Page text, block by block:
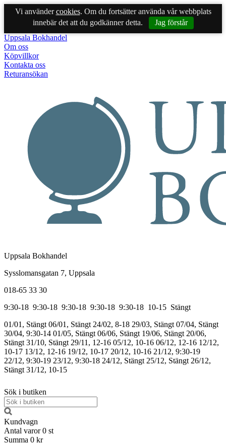
Vi användercookies. Om du fortsätter använda vår webbplats
innebär det att du godkänner detta.
Jag förstår
Uppsala Bokhandel
Om oss
Köpvillkor
Kontakta oss
Returansökan
Uppsala Bokhandel
Sysslomansgatan 7, Uppsala
018-65 33 30
9:30-18 9:30-18 9:30-18 9:30-18 9:30-18 10-15 Stängt
01/01, Stängt 06/01, Stängt 24/02, 8-18 29/03, Stängt 07/04, Stängt
30/04, 9:30-14 01/05, Stängt 06/06, Stängt 19/06, Stängt 20/06,
Stängt 31/10, Stängt 29/11, 12-16 05/12, 10-16 06/12, 12-16 12/12,
10-17 13/12, 12-16 19/12, 10-17 20/12, 10-16 21/12, 9:30-19
22/12, 9:30-19 23/12, 9:30-18 24/12, Stängt 25/12, Stängt 26/12,
Stängt 31/12, 10-15
Sök i butiken
Kundvagn
Antal varor 0 st
Summa 0 kr